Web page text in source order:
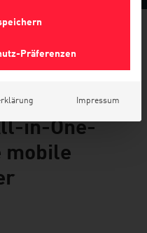
FOR
in-One-
mobile
Präferenzen
Impressum